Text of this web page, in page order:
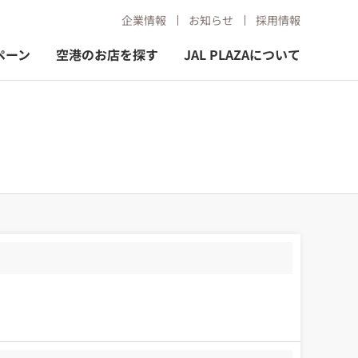
ーン 空港のお店を探す JAL PLAZAについて
企業情報 お知らせ 採用情報